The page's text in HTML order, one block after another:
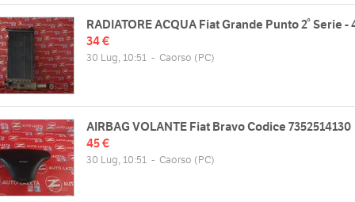
Inferiore, 47/A, 29012 Caorso
Mappa
Orari
Lun
Sab
RADIATORE ACQUA Fiat Grande Punto 2° Serie -
34 €
30 Lug, 10:51 - Caorso (PC)
AIRBAG VOLANTE Fiat Bravo Codice 7352514130
45 €
30 Lug, 10:51 - Caorso (PC)